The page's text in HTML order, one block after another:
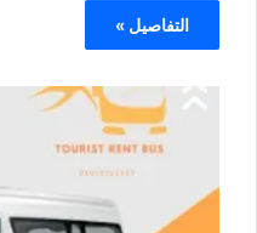
التفاصيل »